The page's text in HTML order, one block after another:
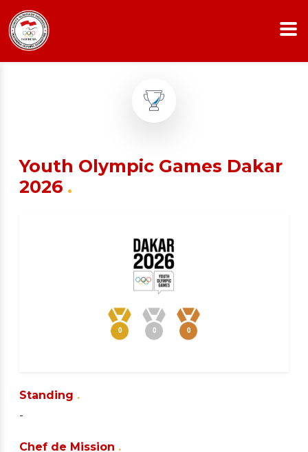
Youth Olympic Games Dakar
2026 .
0 0 0
Standing .
-
Chef de Mission .